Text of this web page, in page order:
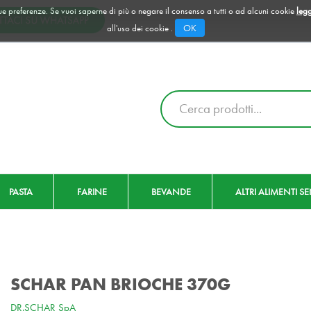
Se vuoi saperne di più o negare il consenso a tutti o ad alcuni cookie
all'uso dei cookie .
OK
Cerca
Prodotto
PASTA FARINE BEVANDE ALTRI ALIMENTI
SCHAR PAN BRIOCHE 370G
DR.SCHAR SpA